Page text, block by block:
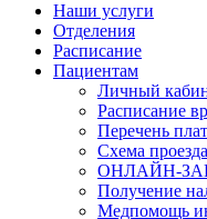
Наши услуги
Отделения
Расписание
Пациентам
Личный
Расписание
Перечень
Схема проезда
ОНЛАЙН-
Получение
Медпомощь